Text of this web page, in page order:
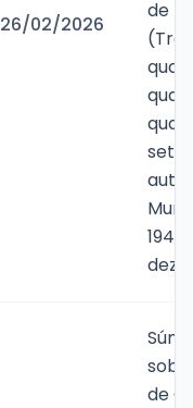
26/02/2026
de
sete
de